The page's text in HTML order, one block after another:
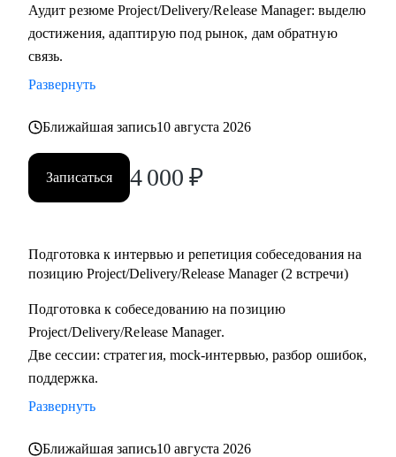
усилить резюме, поднять отклики и двигаться к более
сильным компаниям.
• Системным и продуктовым аналитикам, разработчикам и
тестировщикам, которые планируют переход в управление
• Тимлидам и начинающим менеджерам, которым нужен
внешний взгляд на резюме, карьерный трек и точки роста.
• IT-специалистам, которые хотят системно подойти к
карьере, а не просто “стрелять откликами” в разные
Аудит резюме Project/Delivery/Release Manager: выделю
достижения, адаптирую под рынок, дам обратную
связь.
Развернуть
Ближайшая запись10 августа 2026
Записаться 4 000 ₽
Подготовка к интервью и репетиция собеседования на
позицию Project/Delivery/Release Manager (2 встречи)
Подготовка к собеседованию на позицию
Project/Delivery/Release Manager.
Две сессии: стратегия, mock-интервью, разбор ошибок,
поддержка.
Развернуть
Ближайшая запись10 августа 2026